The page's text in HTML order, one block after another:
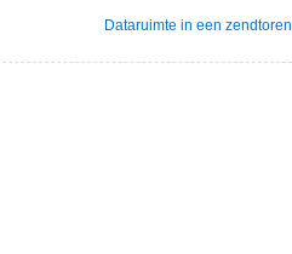
Dataruimte in een zendtoren